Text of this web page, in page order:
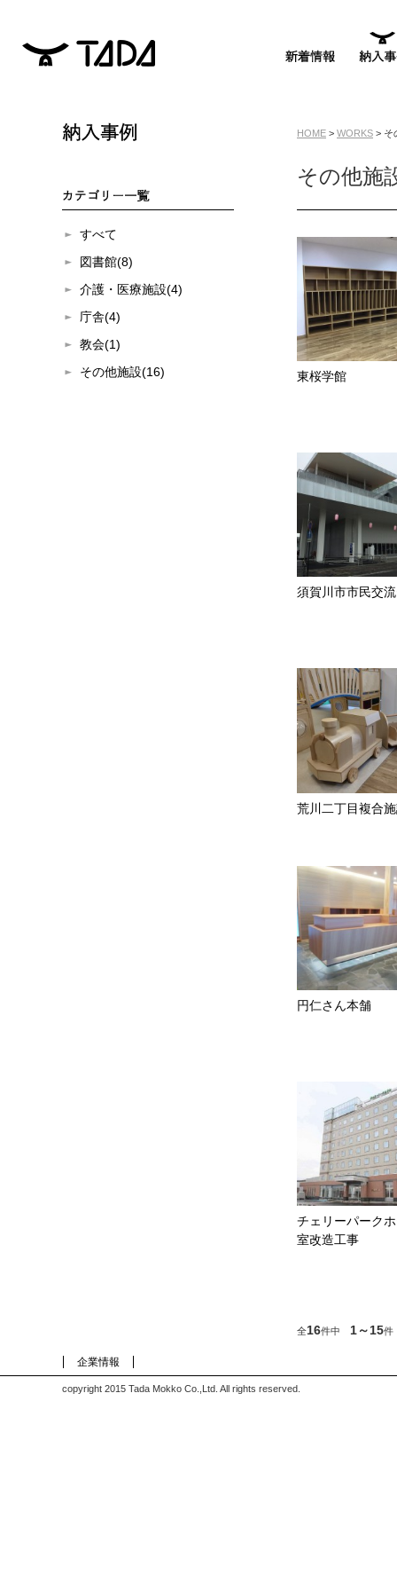
すべて
図書館(8)
介護・医療施設(4)
庁舎(4)
教会(1)
その他施設(16)
HOME > WORKS > そ
その他施
東桜学館
須賀川市市民交
荒川二丁目複合
円仁さん本舗
チェリーパーク
室改造工事
全16件中 1～15件
企業情報
copyright 2015 Tada Mokko Co.,Ltd. All rights reserved.